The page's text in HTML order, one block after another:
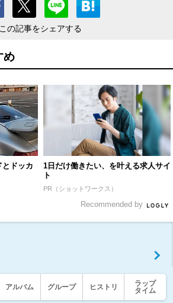
この記事をシェアする
め
とドッカ
1日だけ働きたい、を叶える求人サイ
ト
PR（ショットワークス）
Recommended by
アルバム グループ ヒストリ
ラップ
タイム